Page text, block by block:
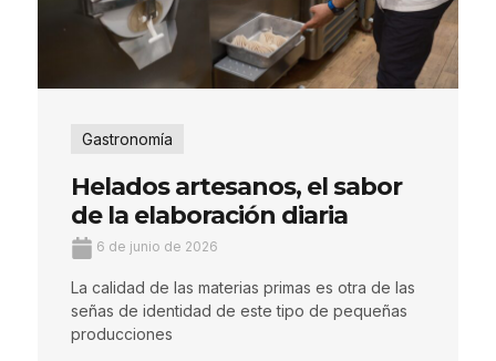
Gastronomía
Helados artesanos, el sabor
de la elaboración diaria
6 de junio de 2026
La calidad de las materias primas es otra de las
señas de identidad de este tipo de pequeñas
producciones